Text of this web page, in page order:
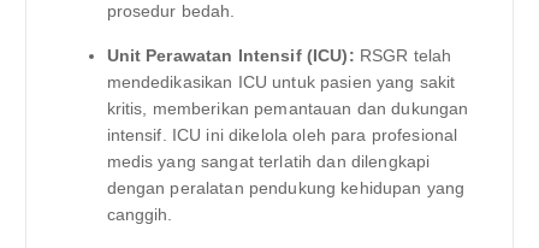
prosedur bedah.
Unit Perawatan Intensif (ICU): RSGR telah
mendedikasikan ICU untuk pasien yang sakit
kritis, memberikan pemantauan dan dukungan
intensif. ICU ini dikelola oleh para profesional
medis yang sangat terlatih dan dilengkapi
dengan peralatan pendukung kehidupan yang
canggih.